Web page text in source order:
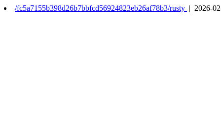
/fc5a7155b398d26b7bbfcd56924823eb26af78b3/rusty | 2026-